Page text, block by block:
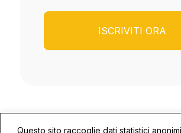
Questo sito raccoglie dati statistici